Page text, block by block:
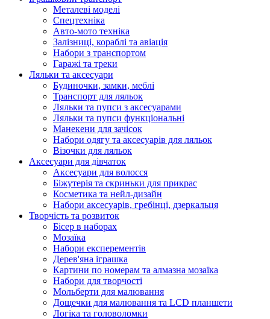
Металеві моделі
Спецтехніка
Авто-мото техніка
Залізниці, кораблі та авіація
Набори з транспортом
Гаражі та треки
Ляльки та аксесуари
Будиночки, замки, меблі
Транспорт для ляльок
Ляльки та пупси з аксесуарами
Ляльки та пупси функціональні
Манекени для зачісок
Набори одягу та аксесуарів для ляльок
Візочки для ляльок
Аксесуари для дівчаток
Аксесуари для волосся
Біжутерія та скриньки для прикрас
Косметика та нейл-дизайн
Набори аксесуарів, гребінці, дзеркальця
Творчість та розвиток
Бісер в наборах
Мозаїка
Набори експерементів
Дерев'яна іграшка
Картини по номерам та алмазна мозаїка
Набори для творчості
Мольберти для малювання
Дощечки для малювання та LCD планшети
Логіка та головоломки